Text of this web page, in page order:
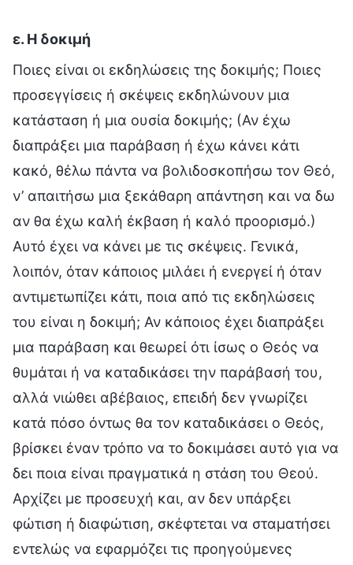
ε. Η δοκιμή
Ποιες είναι οι εκδηλώσεις της δοκιμής; Ποιες
προσεγγίσεις ή σκέψεις εκδηλώνουν μια
κατάσταση ή μια ουσία δοκιμής; (Αν έχω
διαπράξει μια παράβαση ή έχω κάνει κάτι
κακό, θέλω πάντα να βολιδοσκοπήσω τον Θεό,
ν’ απαιτήσω μια ξεκάθαρη απάντηση και να δω
αν θα έχω καλή έκβαση ή καλό προορισμό.)
Αυτό έχει να κάνει με τις σκέψεις. Γενικά,
λοιπόν, όταν κάποιος μιλάει ή ενεργεί ή όταν
αντιμετωπίζει κάτι, ποια από τις εκδηλώσεις
του είναι η δοκιμή; Αν κάποιος έχει διαπράξει
μια παράβαση και θεωρεί ότι ίσως ο Θεός να
θυμάται ή να καταδικάσει την παράβασή του,
αλλά νιώθει αβέβαιος, επειδή δεν γνωρίζει
κατά πόσο όντως θα τον καταδικάσει ο Θεός,
βρίσκει έναν τρόπο να το δοκιμάσει αυτό για να
δει ποια είναι πραγματικά η στάση του Θεού.
Αρχίζει με προσευχή και, αν δεν υπάρξει
φώτιση ή διαφώτιση, σκέφτεται να σταματήσει
εντελώς να εφαρμόζει τις προηγούμενες